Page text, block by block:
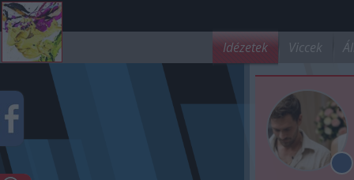
Idézetek Viccek